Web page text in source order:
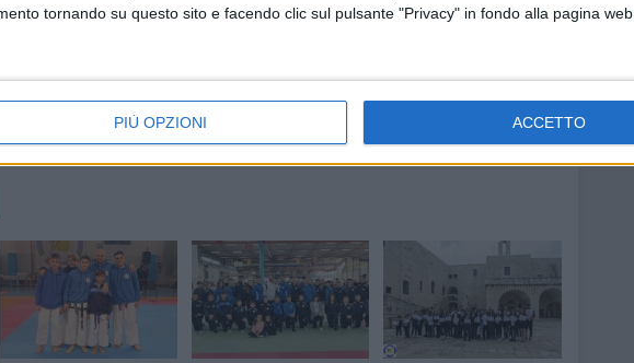
tornando su questo sito e facendo clic sul pulsante "Privacy" in fondo alla pagina web.
PIÙ OPZIONI ACCETTO